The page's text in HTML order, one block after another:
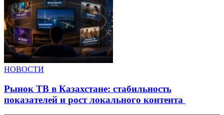
НОВОСТИ
Рынок ТВ в Казахстане: стабильность
показателей и рост локального контента